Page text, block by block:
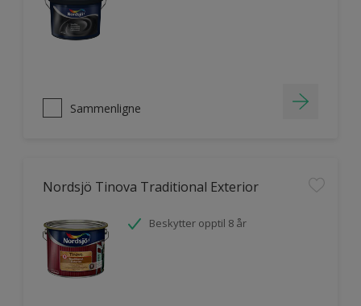
Sammenligne
Nordsjö Tinova Traditional Exterior
Beskytter opptil 8 år